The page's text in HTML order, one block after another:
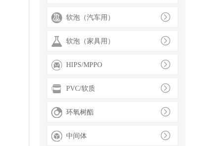
软泡（汽车用）
软泡（家具用）
HIPS/MPPO
PVC/软质
环氧树酯
中间体